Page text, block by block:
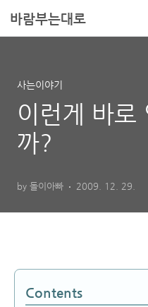
바람부는대로
사는이야기
이런게 바로
까?
by 돌이아빠 2009. 12. 29.
Contents